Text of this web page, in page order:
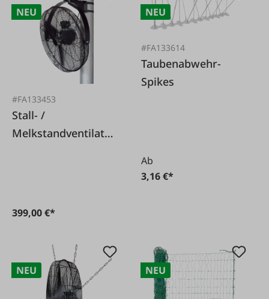
NEU
#FA133453
Stall- /
Melkstandventilator
399,00 €*
NEU
#FA133614
Taubenabwehr-
Spikes
Ab
3,16 €*
NEU NEU